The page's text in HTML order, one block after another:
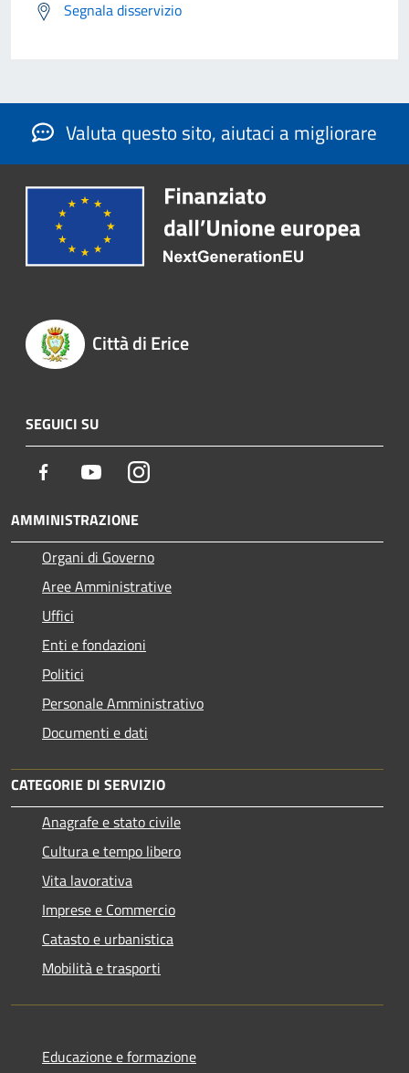
Segnala disservizio
Valuta questo sito, aiutaci a migliorare
Città di Erice
SEGUICI SU
Facebook YoutubeInstagram
AMMINISTRAZIONE
Organi di Governo
Aree Amministrative
Uffici
Enti e fondazioni
Politici
Personale Amministrativo
Documenti e dati
CATEGORIE DI SERVIZIO
Anagrafe e stato civile
Cultura e tempo libero
Vita lavorativa
Imprese e Commercio
Catasto e urbanistica
Mobilità e trasporti
Educazione e formazione